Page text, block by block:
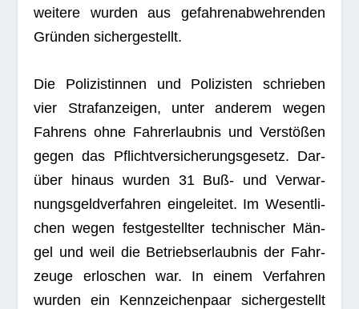
wei­tere wur­den aus gefah­ren­ab­weh­ren­den
Grün­den sichergestellt.
Die Poli­zis­tin­nen und Poli­zis­ten schrie­ben
vier Straf­an­zei­gen, unter ande­rem wegen
Fah­rens ohne Fahr­erlaub­nis und Ver­stö­ßen
gegen das Pflicht­ver­si­che­rungs­ge­setz. Dar­
über hin­aus wur­den 31 Buß- und Ver­war­
nungs­geld­ver­fah­ren ein­ge­lei­tet. Im Wesent­li­
chen wegen fest­ge­stell­ter tech­ni­scher Män­
gel und weil die Betriebs­er­laub­nis der Fahr­
zeuge erlo­schen war. In einem Ver­fah­ren
wur­den ein Kenn­zei­chen­paar sicher­ge­stellt